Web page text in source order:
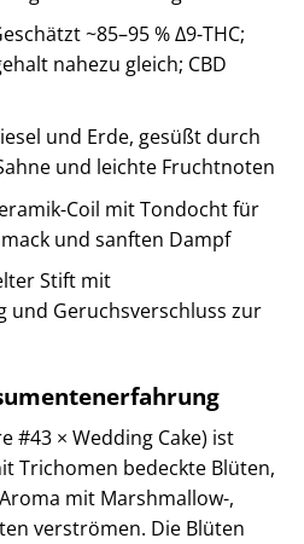
~85–95 % Δ9-THC;
nahezu gleich; CBD
und Erde, gesüßt durch
und leichte Fruchtnoten
Coil mit Tondocht für
und sanften Dampf
Stift mit
und Geruchsverschluss zur
#43 × Wedding Cake) ist
Trichomen bedeckte Blüten,
mit Marshmallow-,
verströmen. Die Blüten